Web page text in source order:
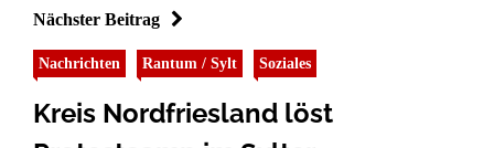
Nächster Beitrag
Nachrichten Rantum / Sylt Soziales
Kreis Nordfriesland löst